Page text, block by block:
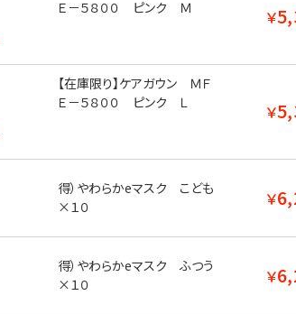
Ｅ－５８００ ピンク Ｍ
￥
【在庫限り】ケアガウン ＭＦ
Ｅ－５８００ ピンク Ｌ
￥
得）やわらかeマスク こども
×１０
￥
得）やわらかeマスク ふつう
×１０
￥